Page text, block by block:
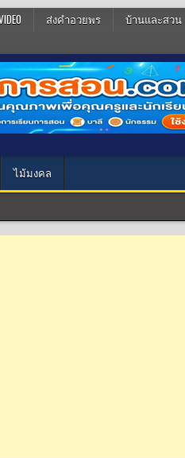
ส่งคำอวยพร
บ้านและสวน
ไม้มงคล